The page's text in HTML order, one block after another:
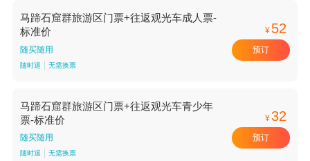
马蹄石窟群旅游区门票+往返观光车成人票-
标准价
随买随用
随时退 无需换票
¥ 52
预订
马蹄石窟群旅游区门票+往返观光车青少年
票-标准价
随买随用
随时退 无需换票
¥32
预订